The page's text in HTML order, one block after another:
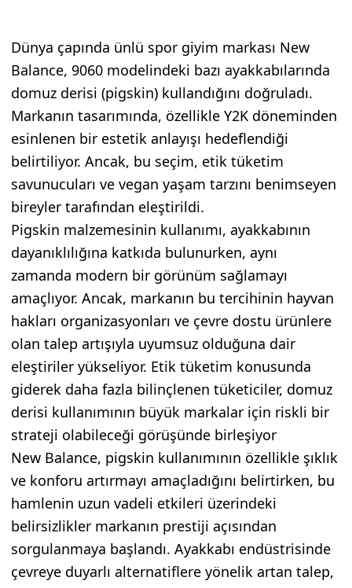
Dünya çapında ünlü spor giyim markası New
Balance, 9060 modelindeki bazı ayakkabılarında
domuz derisi (pigskin) kullandığını doğruladı.
Markanın tasarımında, özellikle Y2K döneminden
esinlenen bir estetik anlayışı hedeflendiği
belirtiliyor. Ancak, bu seçim, etik tüketim
savunucuları ve vegan yaşam tarzını benimseyen
bireyler tarafından eleştirildi.
Pigskin malzemesinin kullanımı, ayakkabının
dayanıklılığına katkıda bulunurken, aynı
zamanda modern bir görünüm sağlamayı
amaçlıyor. Ancak, markanın bu tercihinin hayvan
hakları organizasyonları ve çevre dostu ürünlere
olan talep artışıyla uyumsuz olduğuna dair
eleştiriler yükseliyor. Etik tüketim konusunda
giderek daha fazla bilinçlenen tüketiciler, domuz
derisi kullanımının büyük markalar için riskli bir
strateji olabileceği görüşünde birleşiyor
New Balance, pigskin kullanımının özellikle şıklık
ve konforu artırmayı amaçladığını belirtirken, bu
hamlenin uzun vadeli etkileri üzerindeki
belirsizlikler markanın prestiji açısından
sorgulanmaya başlandı. Ayakkabı endüstrisinde
çevreye duyarlı alternatiflere yönelik artan talep,